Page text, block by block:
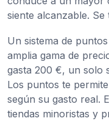
siente alcanzable.
Un sistema de
amplia gama de
gasta 200 €, un solo
Los puntos te
según su gasto real.
tiendas minoristas y